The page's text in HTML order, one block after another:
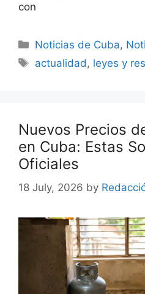
con
Categories
Noticias de Cuba,
Tags
actualidad, leyes y
Nuevos Precios
en Cuba: Estas
Oficiales
18 July, 2026 by